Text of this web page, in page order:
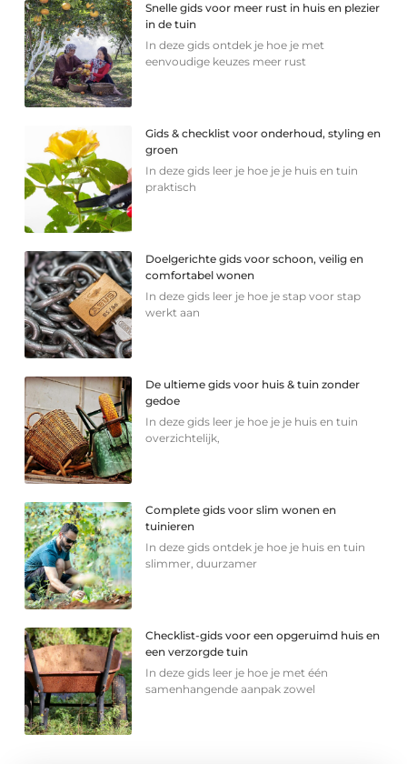
Snelle gids voor meer rust in huis en plezier
in de tuin
In deze gids ontdek je hoe je met
eenvoudige keuzes meer rust
Gids & checklist voor onderhoud, styling en
groen
In deze gids leer je hoe je je huis en tuin
praktisch
Doelgerichte gids voor schoon, veilig en
comfortabel wonen
In deze gids leer je hoe je stap voor stap
werkt aan
De ultieme gids voor huis & tuin zonder
gedoe
In deze gids leer je hoe je je huis en tuin
overzichtelijk,
Complete gids voor slim wonen en
tuinieren
In deze gids ontdek je hoe je huis en tuin
slimmer, duurzamer
Checklist-gids voor een opgeruimd huis en
een verzorgde tuin
In deze gids leer je hoe je met één
samenhangende aanpak zowel